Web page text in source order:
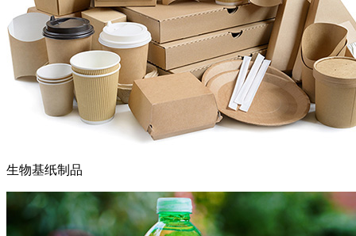
生物基纸制品